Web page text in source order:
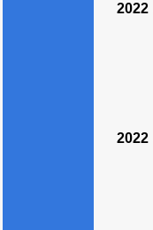
2022
2022